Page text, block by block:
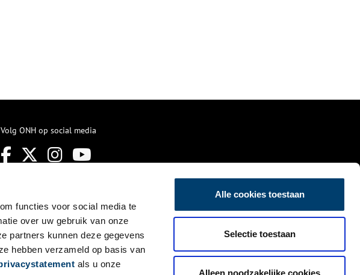
functies voor social media te
over uw gebruik van onze
partners kunnen deze gegevens
hebben verzameld op basis van
als u onze
Alle cookies toestaan
Selectie toestaan
Alleen noodzakelijke cookies
Volg ONH op social media